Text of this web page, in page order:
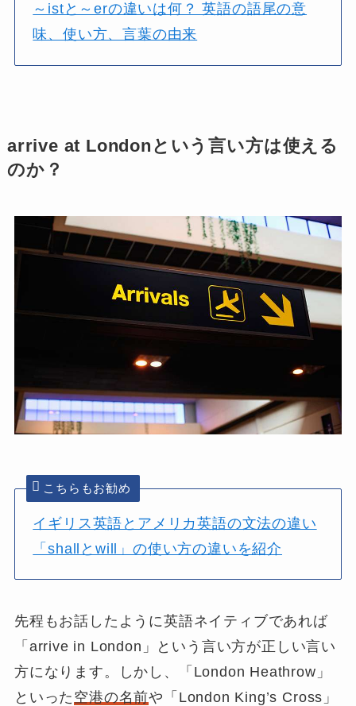
～istと～erの違いは何？ 英語の語尾の意
味、使い方、言葉の由来
arrive at Londonという言い方は使える
のか？
こちらもお勧め
イギリス英語とアメリカ英語の文法の違い
「shallとwill」の使い方の違いを紹介
先程もお話したように英語ネイティブであれば
「arrive in London」という言い方が正しい言い
方になります。しかし、「 London Heathrow 」
といった 空港の名前や「 London King’s Cross 」